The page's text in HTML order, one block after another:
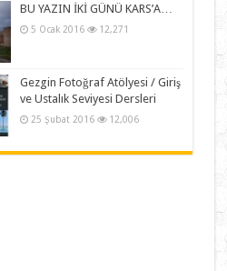
BU YAZIN İKİ GÜNÜ KARS’A…
5 Ocak 2016 12,271
Gezgin Fotoğraf Atölyesi / Giriş
ve Ustalık Seviyesi Dersleri
25 Şubat 2016 12,006